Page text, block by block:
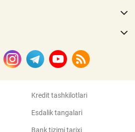
Kredit tashkilotlari
Esdalik tangalari
Bank tizimi tarixi